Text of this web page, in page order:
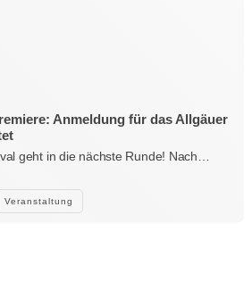
Veranstaltung
Anmeldung für das Allgäuer
geht in die nächste Runde! Nach…